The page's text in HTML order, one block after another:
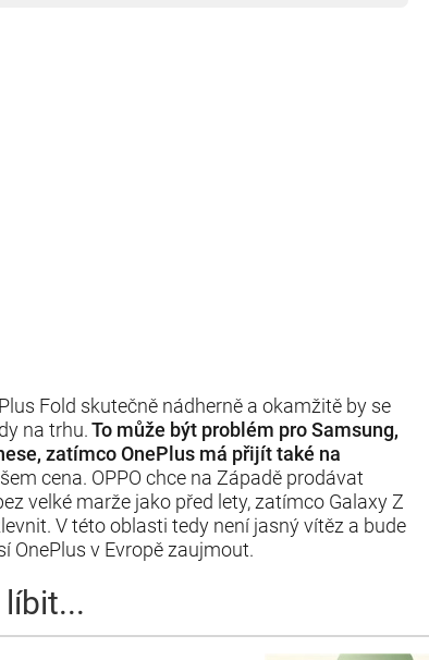
Fold skutečně nádherně a okamžitě by se
na trhu.To může být problém pro Samsung,
zatímco OnePlus má přijít také na
cena. OPPO chce na Západě prodávat
velké marže jako před lety, zatímco Galaxy Z
V této oblasti tedy není jasný vítěz a bude
OnePlus v Evropě zaujmout.